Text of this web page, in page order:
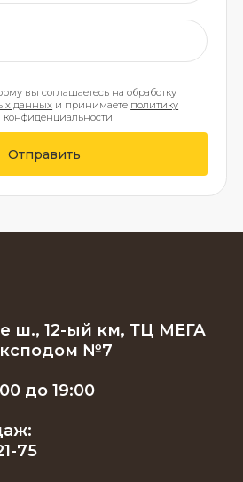
вы соглашаетесь на обработку
данных и принимаете политику
конфиденциальности
Отправить
ш., 12-ый км, ТЦ МЕГА
№7
до 19:00
75